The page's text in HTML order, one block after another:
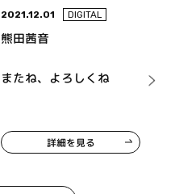
2021.12.01 DIGITAL
熊田茜音
またね、よろしくね
詳細を見る